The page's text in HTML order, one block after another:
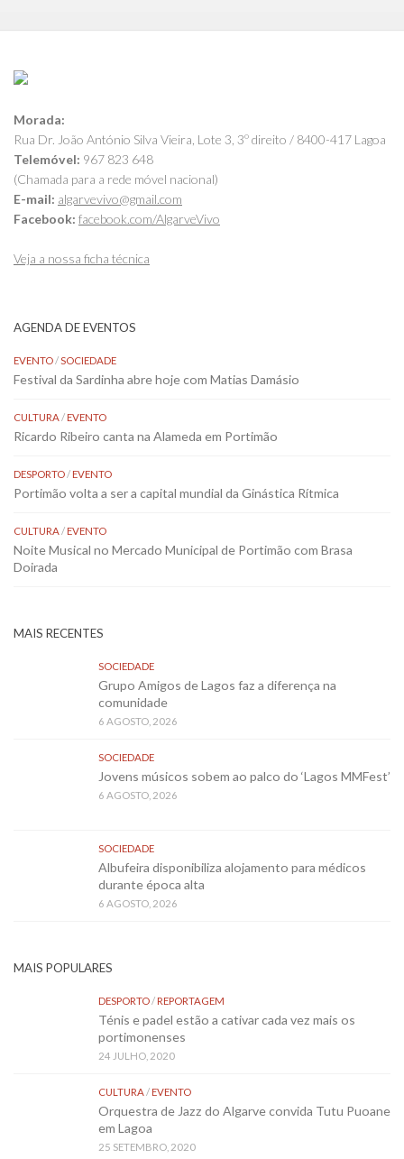
Morada:
Rua Dr. João António Silva Vieira, Lote 3, 3º direito / 8400-417 Lagoa
Telemóvel: 967 823 648
(Chamada para a rede móvel nacional)
E-mail: algarvevivo@gmail.com
Facebook: facebook.com/AlgarveVivo
Veja a nossa ficha técnica
AGENDA DE EVENTOS
EVENTO/SOCIEDADE
Festival da Sardinha abre hoje com Matias Damásio
CULTURA/EVENTO
Ricardo Ribeiro canta na Alameda em Portimão
DESPORTO/EVENTO
Portimão volta a ser a capital mundial da Ginástica Rítmica
CULTURA/EVENTO
Noite Musical no Mercado Municipal de Portimão com Brasa
Doirada
MAIS RECENTES
SOCIEDADE
Grupo Amigos de Lagos faz a diferença na
comunidade
6 AGOSTO, 2026
SOCIEDADE
Jovens músicos sobem ao palco do ‘Lagos MMFest’
6 AGOSTO, 2026
SOCIEDADE
Albufeira disponibiliza alojamento para médicos
durante época alta
6 AGOSTO, 2026
MAIS POPULARES
DESPORTO/REPORTAGEM
Ténis e padel estão a cativar cada vez mais os
portimonenses
24 JULHO, 2020
CULTURA/EVENTO
Orquestra de Jazz do Algarve convida Tutu Puoane
em Lagoa
25 SETEMBRO, 2020